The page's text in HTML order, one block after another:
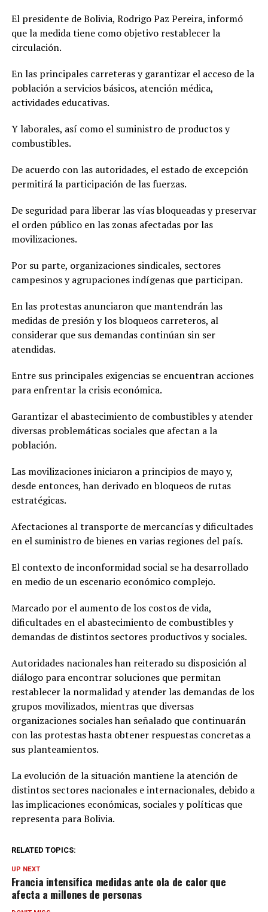
El presidente de Bolivia, Rodrigo Paz Pereira, informó
que la medida tiene como objetivo restablecer la
circulación.
En las principales carreteras y garantizar el acceso de la
población a servicios básicos, atención médica,
actividades educativas.
Y laborales, así como el suministro de productos y
combustibles.
De acuerdo con las autoridades, el estado de excepción
permitirá la participación de las fuerzas.
De seguridad para liberar las vías bloqueadas y preservar
el orden público en las zonas afectadas por las
movilizaciones.
Por su parte, organizaciones sindicales, sectores
campesinos y agrupaciones indígenas que participan.
En las protestas anunciaron que mantendrán las
medidas de presión y los bloqueos carreteros, al
considerar que sus demandas continúan sin ser
atendidas.
Entre sus principales exigencias se encuentran acciones
para enfrentar la crisis económica.
Garantizar el abastecimiento de combustibles y atender
diversas problemáticas sociales que afectan a la
población.
Las movilizaciones iniciaron a principios de mayo y,
desde entonces, han derivado en bloqueos de rutas
estratégicas.
Afectaciones al transporte de mercancías y dificultades
en el suministro de bienes en varias regiones del país.
El contexto de inconformidad social se ha desarrollado
en medio de un escenario económico complejo.
Marcado por el aumento de los costos de vida,
dificultades en el abastecimiento de combustibles y
demandas de distintos sectores productivos y sociales.
Autoridades nacionales han reiterado su disposición al
diálogo para encontrar soluciones que permitan
restablecer la normalidad y atender las demandas de los
grupos movilizados, mientras que diversas
organizaciones sociales han señalado que continuarán
con las protestas hasta obtener respuestas concretas a
sus planteamientos.
La evolución de la situación mantiene la atención de
distintos sectores nacionales e internacionales, debido a
las implicaciones económicas, sociales y políticas que
representa para Bolivia.
RELATED TOPICS:
UP NEXT
Francia intensifica medidas ante ola de calor que
afecta a millones de personas